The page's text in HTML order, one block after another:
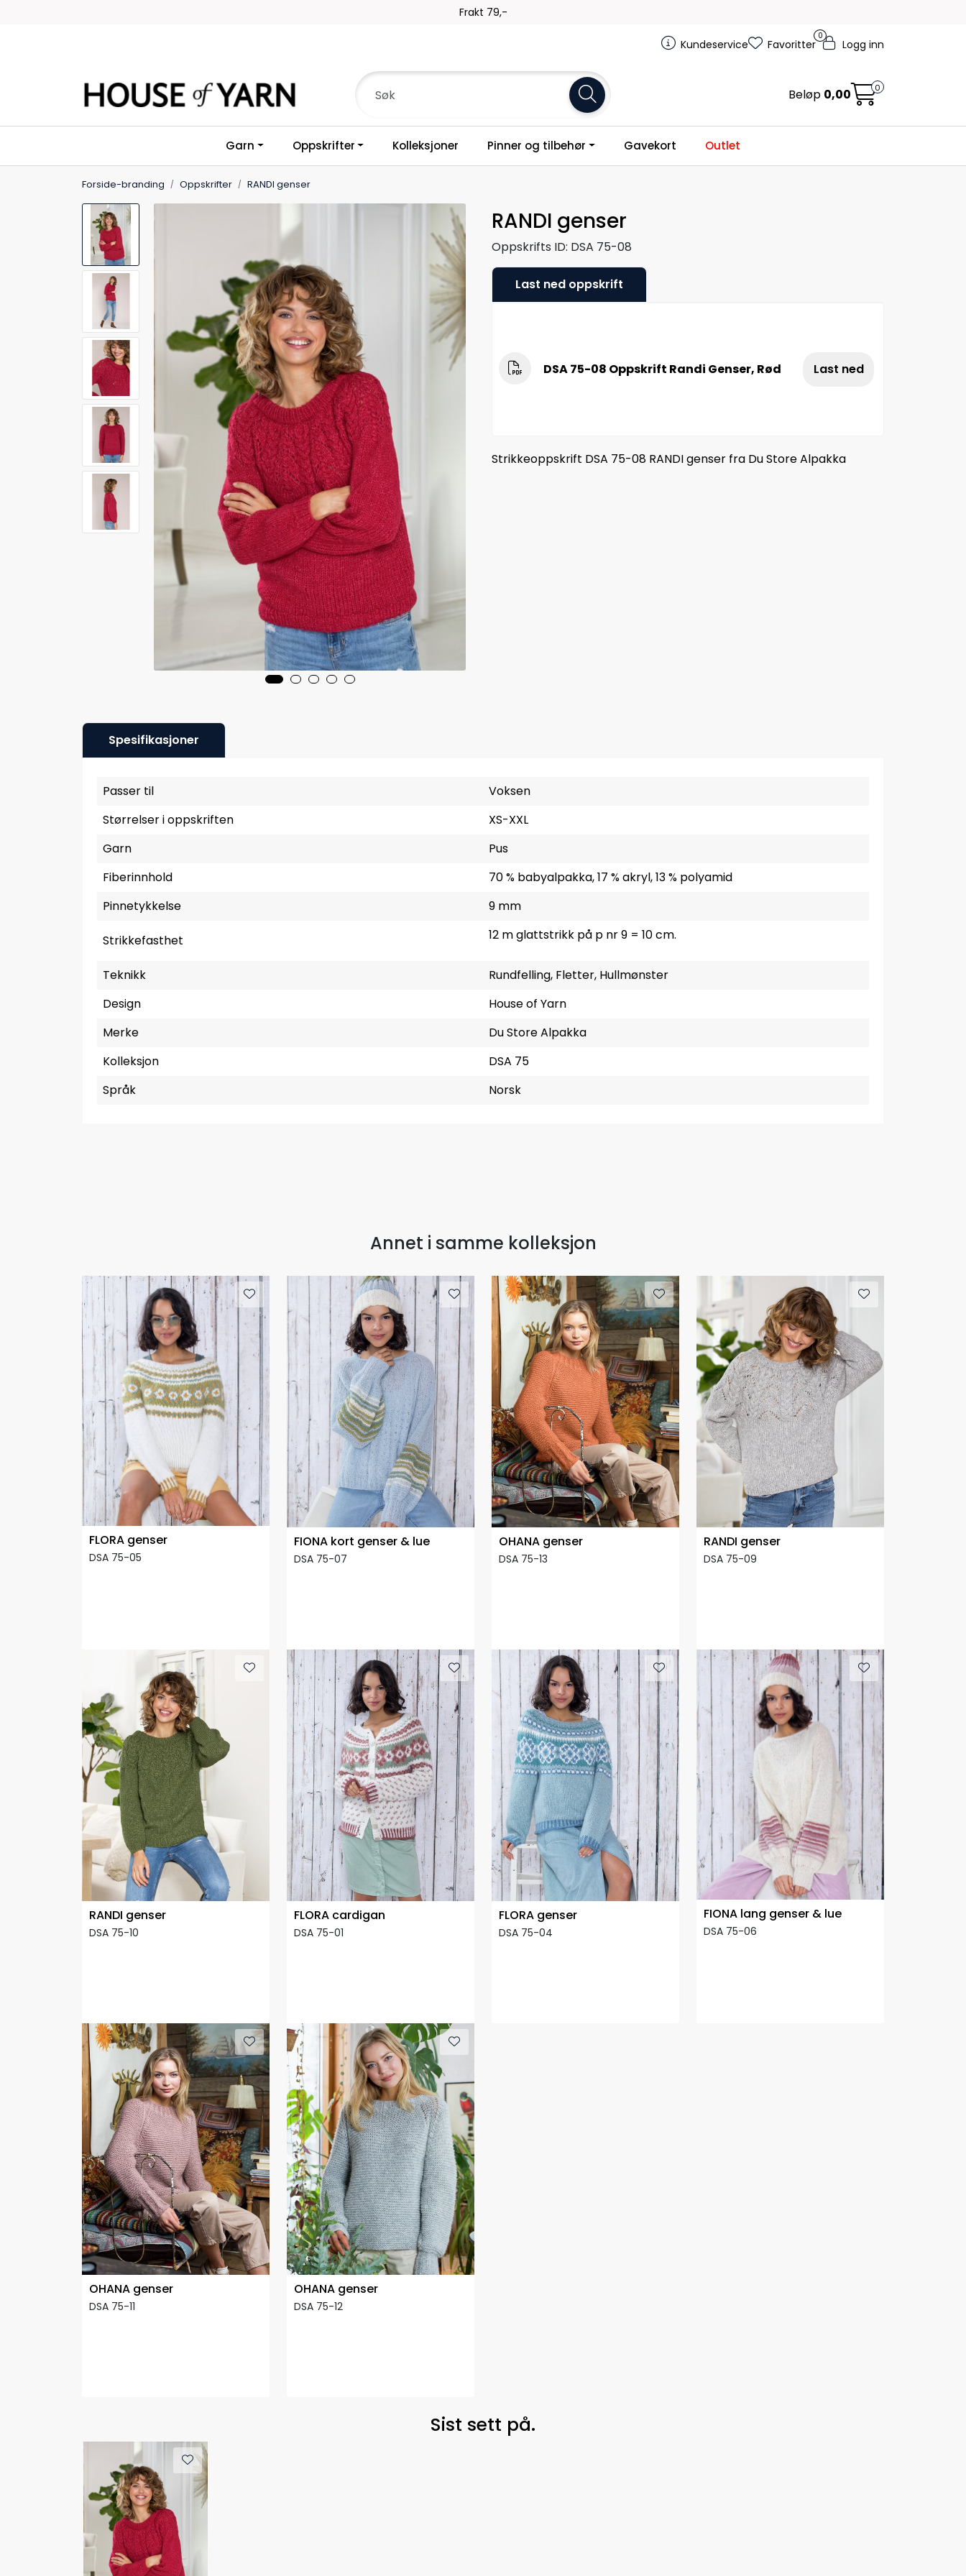
Frakt 79,-
Kundeservice
0
Favoritter Logg inn
Beløp 0,00 0
Garn Oppskrifter Kolleksjoner Pinner og tilbehør Gavekort Outlet
Forside-branding Oppskrifter RANDI genser
RANDI genser
Oppskrifts ID: DSA 75-08
Last ned oppskrift
DSA 75-08 Oppskrift Randi Genser, Rød Last ned
Strikkeoppskrift DSA 75-08 RANDI genser fra Du Store Alpakka
Spesifikasjoner
Passer til
Voksen
Størrelser i oppskriften
XS-XXL
Garn
Pus
Fiberinnhold
70 % babyalpakka, 17 % akryl, 13 % polyamid
Pinnetykkelse
9 mm
Strikkefasthet 12 m glattstrikk på p nr 9 = 10 cm.
Teknikk
Rundfelling, Fletter, Hullmønster
Design
House of Yarn
Merke
Du Store Alpakka
Kolleksjon
DSA 75
Språk
Norsk
Annet i samme kolleksjon
FLORA genser
DSA 75-05
FIONA kort genser & lue
DSA 75-07
OHANA genser
DSA 75-13
RANDI genser
DSA 75-09
RANDI genser
DSA 75-10
FLORA cardigan
DSA 75-01
FLORA genser
DSA 75-04
FIONA lang genser & lue
DSA 75-06
OHANA genser
DSA 75-11
OHANA genser
DSA 75-12
Sist sett på.